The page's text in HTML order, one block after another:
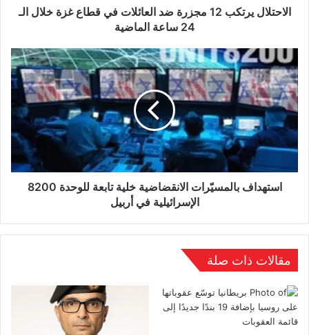
الاحتلال يرتكب 12 مجزرة ضد العائلات في قطاع غزة خلال الـ
24 ساعة الماضية
استهداف بالمسيّرات الانقضاضية خلية تابعة للوحدة 8200
الإسرائيلية في أربيل
مقالات ذات صلة